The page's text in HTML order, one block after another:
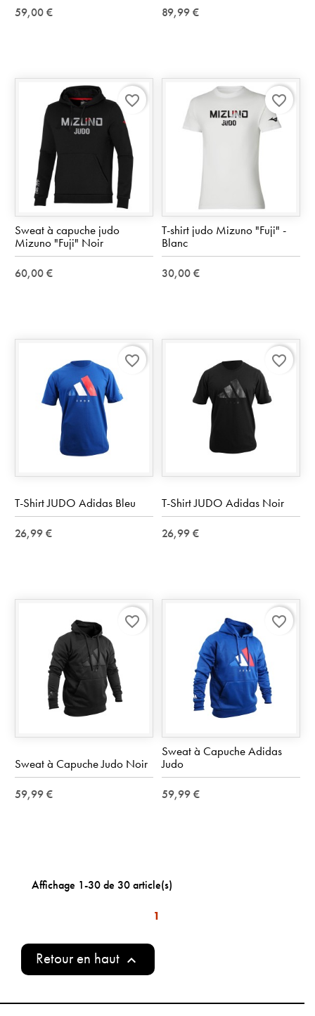
59,00 € 89,99 €
Sweat à capuche judo
Mizuno "Fuji" Noir
60,00 €
favorite_border
T-shirt judo Mizuno "Fuji" -
Blanc
30,00 €
favorite_border
T-Shirt JUDO Adidas Bleu
26,99 €
favorite_border
T-Shirt JUDO Adidas Noir
26,99 €
favorite_border
Sweat à Capuche Judo Noir
59,99 €
favorite_border
Sweat à Capuche Adidas
Judo
59,99 €
favorite_border
Affichage 1-30 de 30 article(s)
1
Retour en haut 